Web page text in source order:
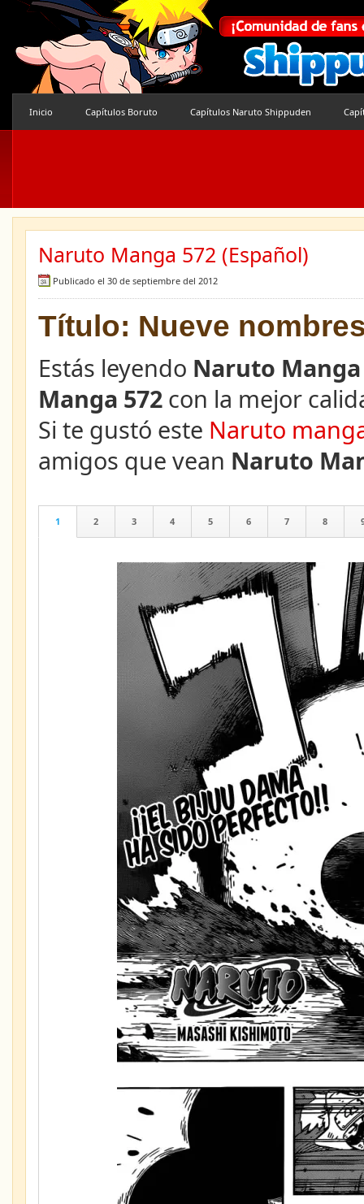
Inicio Capítulos Boruto Capítulos Naruto Shippuden
Naruto Manga 572 (Español)
Publicado el 30 de septiembre del 2012
Título: Nueve
Estás leyendo Naruto Manga
Manga 572 con la mejor
Si te gustó este Naruto
amigos que vean Naruto
1 2 3 4 5 6 7 8